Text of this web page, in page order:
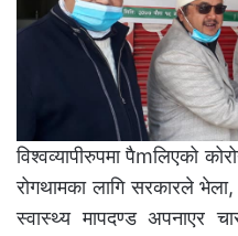
विश्वव्यापीरुपमा पैmलिएको
रोगथामका लागि सरकारले
स्वास्थ्य मापदण्ड अपनाएर